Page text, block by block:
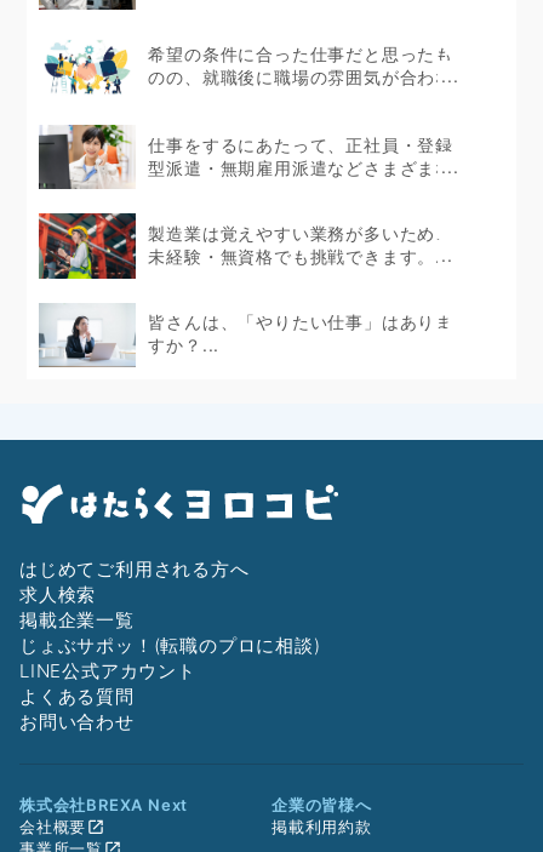
希望の条件に合った仕事だと思ったも
のの、就職後に職場の雰囲気が合わな
仕事をするにあたって、正社員・登録
型派遣・無期雇用派遣などさまざまな
製造業は覚えやすい業務が多いため、
未経験・無資格でも挑戦できます。...
皆さんは、「やりたい仕事」はありま
すか？...
はじめてご利用される方へ
求人検索
掲載企業一覧
じょぶサポッ！(転職のプロに相談)
LINE公式アカウント
よくある質問
お問い合わせ
株式会社BREXA Next
会社概要
企業の皆様へ
掲載利用約款